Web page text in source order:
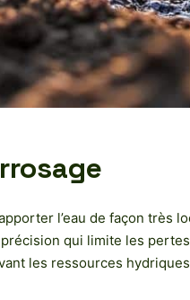
l’eau de façon très
qui limite les
les ressources